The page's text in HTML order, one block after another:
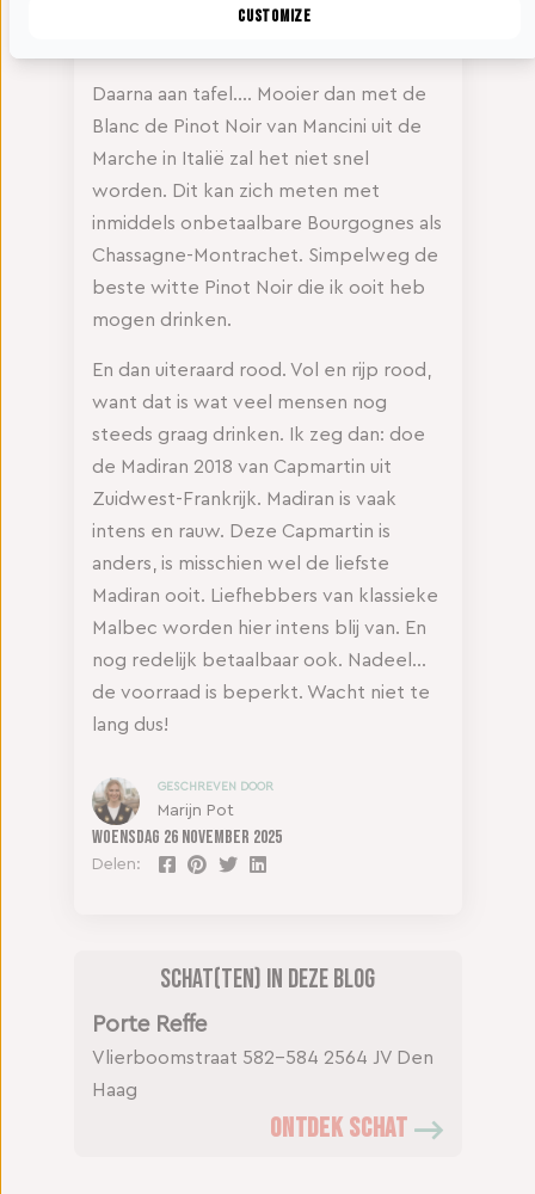
Woensdag 26 november 2025
Delen:
Barfontarc is mijn topfavoriet. Puur
Daarna aan tafel…. Mooier dan met de
Blanc de Pinot Noir van Mancini uit de
Marche in Italië zal het niet snel
worden. Dit kan zich meten met
inmiddels onbetaalbare Bourgognes als
Chassagne-Montrachet. Simpelweg de
beste witte Pinot Noir die ik ooit heb
mogen drinken.
En dan uiteraard rood. Vol en rijp rood,
want dat is wat veel mensen nog
steeds graag drinken. Ik zeg dan: doe
de Madiran 2018 van Capmartin uit
Zuidwest-Frankrijk. Madiran is vaak
intens en rauw. Deze Capmartin is
anders, is misschien wel de liefste
Madiran ooit. Liefhebbers van klassieke
Malbec worden hier intens blij van. En
nog redelijk betaalbaar ook. Nadeel…
de voorraad is beperkt. Wacht niet te
lang dus!
GESCHREVEN DOOR
Marijn Pot
Schat(ten) in deze blog
Porte Reffe
Vlierboomstraat 582-584 2564 JV Den
Haag
ONTDEK SCHAT
Customize